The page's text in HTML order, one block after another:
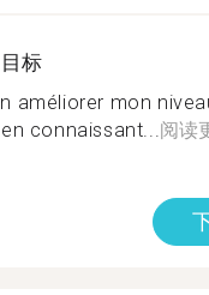
标
améliorer mon
connaissant... 阅读